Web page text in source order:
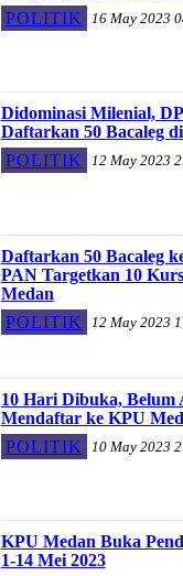
POLITIK
16 May 2023
Didominasi Milenial,
Daftarkan 50 Bacaleg
POLITIK
12 May 2023
Daftarkan 50 Bacaleg
PAN Targetkan 10
Medan
POLITIK
12 May 2023
10 Hari Dibuka, Belum
Mendaftar ke KPU
POLITIK
10 May 2023
KPU Medan Buka
1-14 Mei 2023